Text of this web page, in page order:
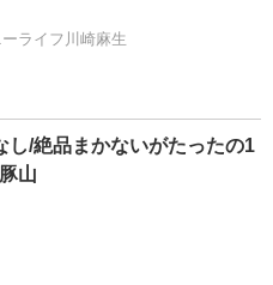
ライフ川崎麻生
/絶品まかないがたったの1
山